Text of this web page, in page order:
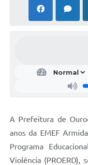
A Prefeitura de
anos da EMEF
Programa
Violência (PROERD),